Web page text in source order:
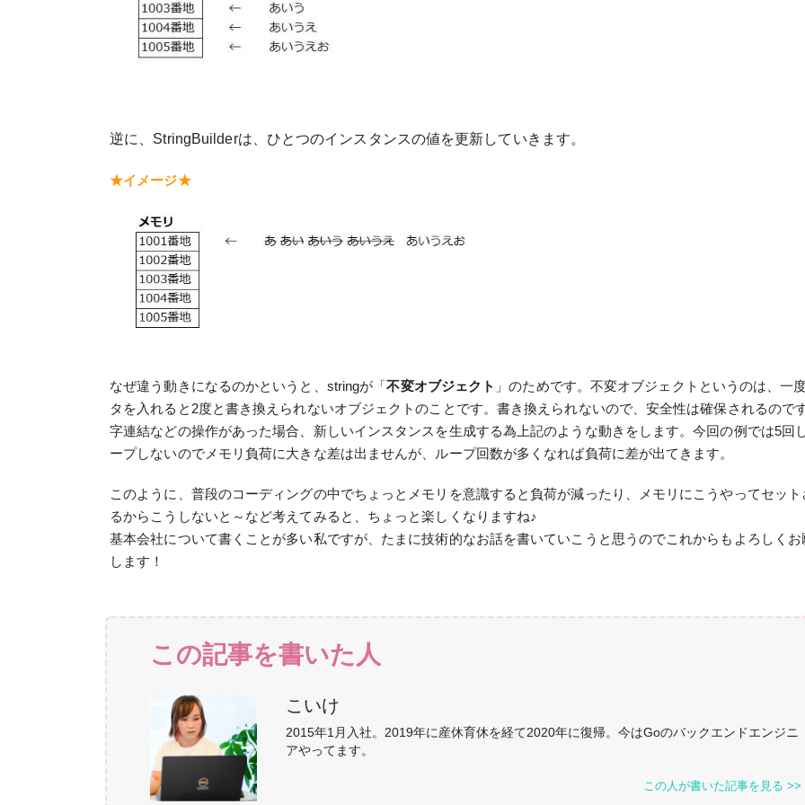
逆に、StringBuilderは、ひとつのインスタンスの値を更新していきます。
★イメージ★
なぜ違う動きになるのかというと、stringが「不変オブジェクト 」のためです。不変オブジェクトというのは、一
タを入れると2度と書き換えられないオブジェクトのことです。書き換えられないので、安全性は確保されるので
字連結などの操作があった場合、新しいインスタンスを生成する為上記のような動きをします。今回の例では5回
ープしないのでメモリ負荷に大きな差は出ませんが、ループ回数が多くなれば負荷に差が出てきます。
このように、普段のコーディングの中でちょっとメモリを意識すると負荷が減ったり、メモリにこうやってセット
るからこうしないと～など考えてみると、ちょっと楽しくなりますね♪
基本会社について書くことが多い私ですが、たまに技術的なお話を書いていこうと思うのでこれからもよろしくお
します！
この記事を書いた人
こいけ
2015年1月入社。2019年に産休育休を経て2020年に復帰。今はGoのバックエンドエンジニ
アやってます。
この人が書いた記事を見る >>